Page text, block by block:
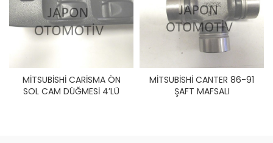
MİTSUBİSHİ CARİSMA ÖN
SOL CAM DÜĞMESİ 4’LÜ
MİTSUBİSHİ CANTER 86-91
ŞAFT MAFSALI